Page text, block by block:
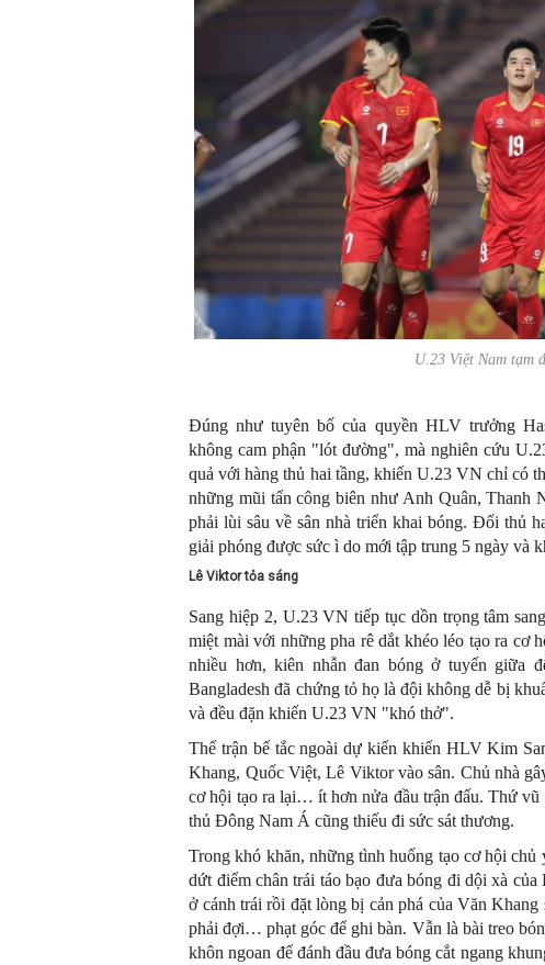
U.23 Việt Nam tạm
Đúng như tuyên bố của quyền HLV trưởng
không cam phận "lót đường", mà nghiên cứu
quả với hàng thủ hai tầng, khiến U.23 VN chỉ có
những mũi tấn công biên như Anh Quân, Thanh
phải lùi sâu về sân nhà triển khai bóng. Đối thủ
giải phóng được sức ì do mới tập trung 5 ngày và
Lê Viktor tỏa sáng
Sang hiệp 2, U.23 VN tiếp tục dồn trọng tâm
miệt mài với những pha rê dắt khéo léo tạo ra
nhiều hơn, kiên nhẫn đan bóng ở tuyến giữa
Bangladesh đã chứng tỏ họ là đội không dễ bị
và đều đặn khiến U.23 VN "khó thở".
Thế trận bế tắc ngoài dự kiến khiến HLV Kim
Khang, Quốc Việt, Lê Viktor vào sân. Chủ nhà
cơ hội tạo ra lại… ít hơn nửa đầu trận đấu. Thứ
thủ Đông Nam Á cũng thiếu đi sức sát thương.
Trong khó khăn, những tình huống tạo cơ hội
dứt điểm chân trái táo bạo đưa bóng đi dội xà
ở cánh trái rồi đặt lòng bị cản phá của Văn
phải đợi… phạt góc để ghi bàn. Vẫn là bài treo
khôn ngoan để đánh đầu đưa bóng cắt ngang